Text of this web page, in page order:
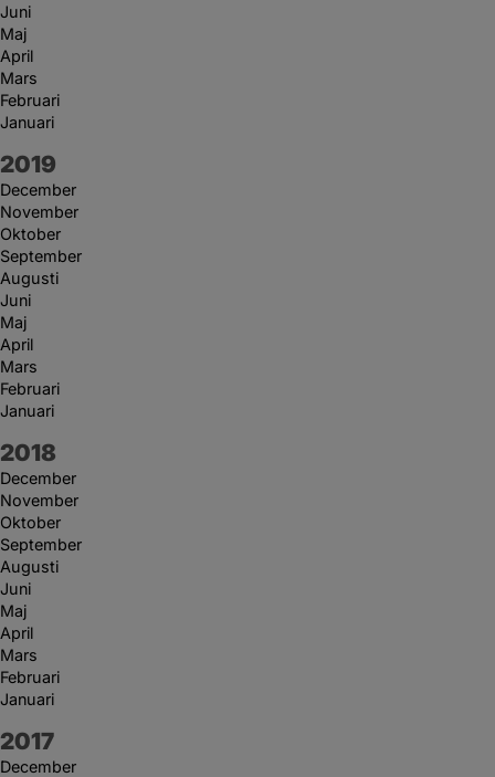
Juni
Maj
April
Mars
Februari
Januari
År:
2019
December
November
Oktober
September
Augusti
Juni
Maj
April
Mars
Februari
Januari
År:
2018
December
November
Oktober
September
Augusti
Juni
Maj
April
Mars
Februari
Januari
År:
2017
December